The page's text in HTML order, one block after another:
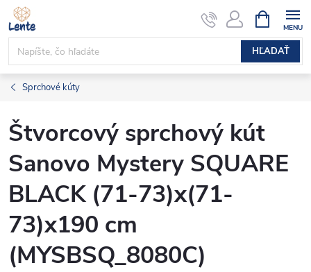
Prejsť
na
obsah
HĽADAŤ
KOŠÍK
Sprchové kúty
Štvorcový sprchový kút
Sanovo Mystery SQUARE
BLACK (71-73)x(71-
73)x190 cm
(MYSBSQ_8080C)